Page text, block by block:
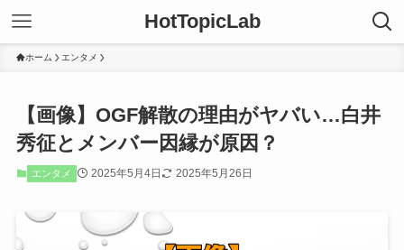
HotTopicLab
ホーム エンタメ
【画像】OGF解散の理由がヤバい…白井
秀征とメンバー因縁が原因？
エンタメ 2025年5月4日 2025年5月26日